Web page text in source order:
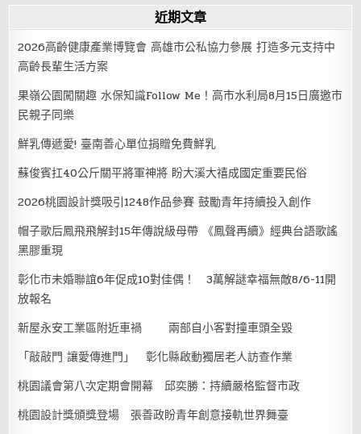
近期文章
2026高齡健康產業博覽會 高雄市公私協力參展 打造多元支持中
高齡長輩生活方案
果嶺公園闖關趣 水保知識Follow Me！高市水利局8月15日廣邀市
民親子同樂
鮮乳傳遞愛! 臺南善心單位捐贈免費鮮乳
蘇俊賓扛40公斤關平將軍神將 盼大溪大禧成國定重要民俗
2026桃園設計獎吸引1248作品參賽 鼓勵青年持續投入創作
帽子歌后鳳飛飛解封15年傳說級母帶 《鳳聲再續》經典台語歌謠
黑膠重現
彰化市未婚聯誼6年促成10對佳偶！ 3萬解謎幸福無敵8/6-11開
放報名
新屋永安工業區附近車禍 兩部自小客對撞車頭全毀
「敲敲門 讓愛傳進門」 彰化縣啟動獨居老人訪查作業
桃園議會第八次定期會開幕 邱奕勝：持續嚴格監督市政
桃園設計獎頒獎登場 張善政盼青年創意接軌世界舞臺